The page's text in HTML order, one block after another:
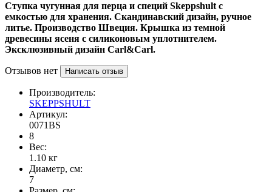
Ступка чугунная для перца и специй Skeppshult с
емкостью для хранения. Скандинавский дизайн, ручное
литье. Производство Швеция. Крышка из темной
древесины ясеня с силиконовым уплотнителем.
Эксклюзивный дизайн Carl&Carl.
Отзывов нет Написать отзыв
Производитель:
SKEPPSHULT
Артикул:
0071BS
8
Вес:
1.10 кг
Диаметр, см:
7